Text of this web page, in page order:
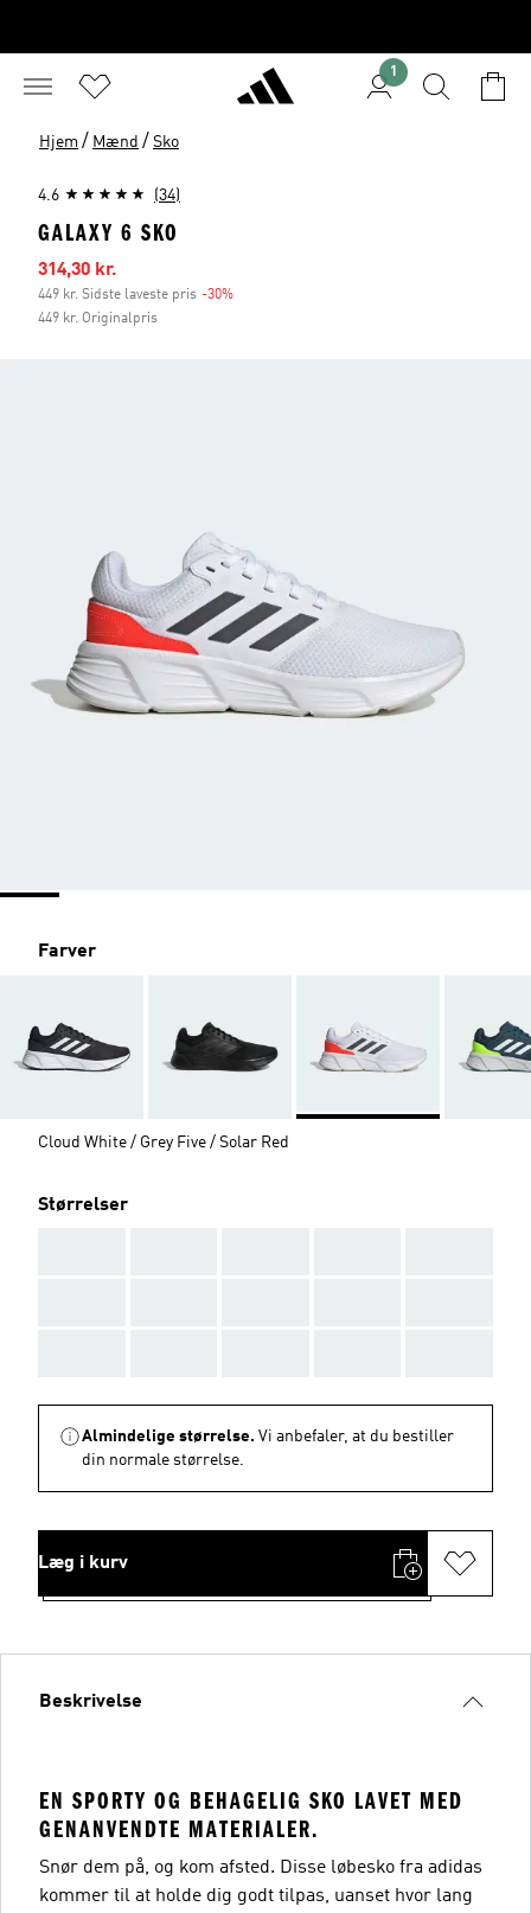
1
Hjem / Mænd / Sko
4.6 (34)
GALAXY 6 SKO
Udsalgspris
314,30 kr.
449 kr. Sidste laveste pris -30%
449 kr. Originalpris
Farver
Cloud White / Grey Five / Solar Red
Størrelser
Almindelige størrelse. Vi anbefaler, at du bestiller
din normale størrelse.
Læg i kurv
Beskrivelse
EN SPORTY OG BEHAGELIG SKO LAVET MED
GENANVENDTE MATERIALER.
Snør dem på, og kom afsted. Disse løbesko fra adidas
kommer til at holde dig godt tilpas, uanset hvor lang